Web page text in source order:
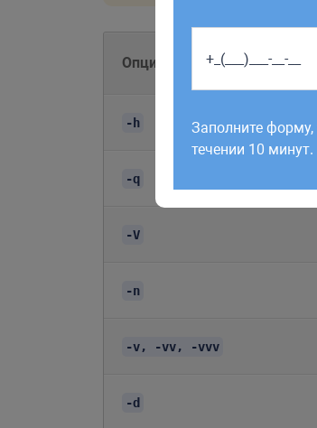
Опции
-h
-q
-V
-n
-v, -vv, -vvv
-d
Работаем по
рабочий день до
Заполните
течении 10 минут.